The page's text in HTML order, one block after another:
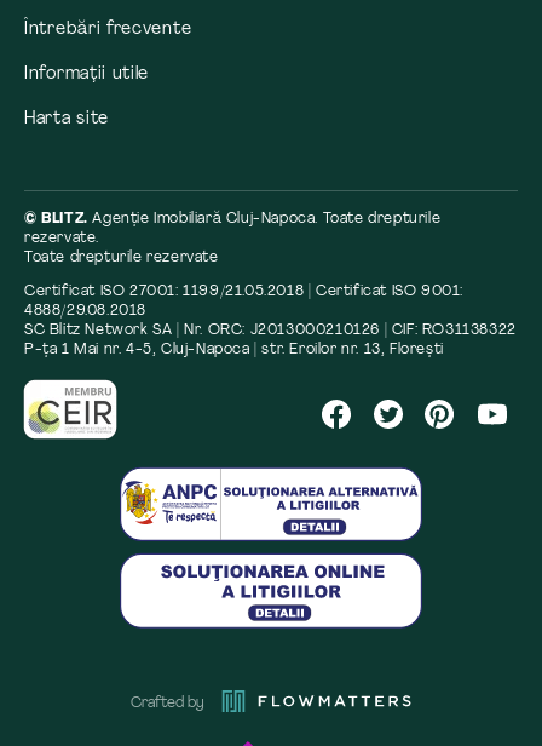
Întrebări frecvente
Informații utile
Harta site
© BLITZ.Agenție Imobiliară Cluj-Napoca. Toate drepturile
rezervate.
Toate drepturile rezervate
Certificat ISO 27001: 1199/21.05.2018 | Certificat ISO 9001:
4888/29.08.2018
SC Blitz Network SA | Nr. ORC: J2013000210126 | CIF: RO31138322
P-ța 1 Mai nr. 4-5, Cluj-Napoca | str. Eroilor nr. 13, Florești
Crafted by